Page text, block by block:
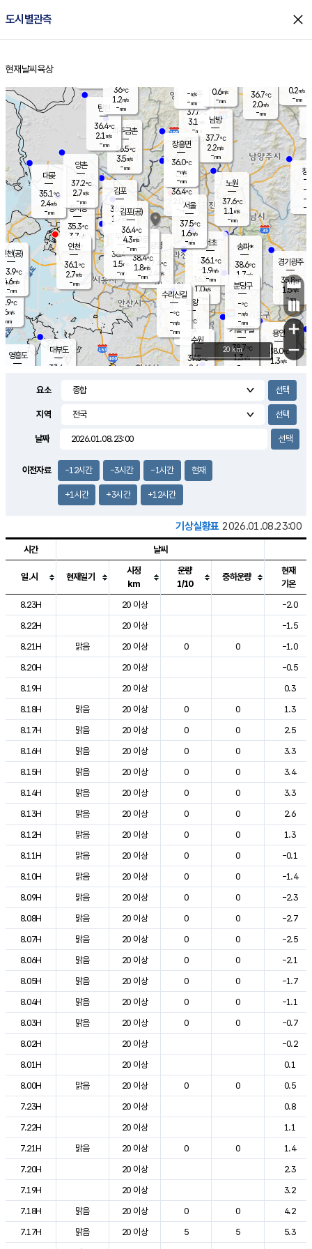
도시별관측 close
홈
현재날씨 육상
의도
℃
m/s
mm
영흥도
양주
37.6℃
3.1
-mm
과천
36.3℃
1.0m/s
- mm
용인
38.0℃
1.3m/s
경기광주
35.8℃
1.5m/s
-mm
3.9m/s
대부도
33.6
경서동
35.3℃
3.7 m/s
-mm
파주금촌
36.5℃
3.5m/s
-mm
36.7℃
2.0m/s
-mm
대곶
35.1℃
2.4m/s
-mm
창
-
-m/
-
탄현
36.4℃
2.1 m/s
-mm
0.2m/s
-mm
의왕
- ℃
m/s
mm
김포
36.8℃
1.7 m/s
mm
광명
37.4 ℃
2.4 m/s
-mm
부천
36.4℃
1.5m/s
-mm
양촌
37.2℃
2.7m/s
-mm
구로
38.4℃
1.8m/s
-mm
은평
36.4℃
2.0 m/s
- mm
노원
37.6℃
1.1 m/s
-mm
송파*
38.6℃
1.7m/s
-mm
서초
36.1℃
1.9m/s
-mm
남방
37.7℃
2.2m/s
-mm
기흥구갈
38.7℃
1.3m/s
-
수리산길
-℃
-m/s
-mm
분당구
-℃
-m/s
-mm
장흥면
36.0℃
-m/s
-mm
-m/s
-mm
인천(공)
33.9℃
4.6m/s
-mm
김포(공)
36.4℃
4.3m/s
-mm
수원
37.5℃
2.4 m/s
인천
36.1℃
2.7m/s
-mm
서울
37.5℃
1.6m/s
-mm
36℃
1.2m/s
-mm
0.6m/s
-mm
+
−
20 km
요소
지역
날짜
이전자료 -12시간 -3시간 -1시간 현재
+1시간 +3시간 +12시간
기상실황표 2026.01.08.23:00
도시별 기상실황표로 지점, 날씨, 기온, 강수, 바람, 기압등을 안내한 표입
시간 날씨
일.시 현재일기
시정
km
운량
1/10
중하운량
현재
기온
8.23H
20 이상
-2.0
8.22H
20 이상
-1.5
8.21H
맑음 20 이상 0 0
-1.0
8.20H
20 이상
-0.5
8.19H
20 이상
0.3
8.18H
맑음 20 이상 0 0
1.3
8.17H
맑음 20 이상 0 0
2.5
8.16H
맑음 20 이상 0 0
3.3
8.15H
맑음 20 이상 0 0
3.4
8.14H
맑음 20 이상 0 0
3.3
8.13H
맑음 20 이상 0 0
2.6
8.12H
맑음 20 이상 0 0
1.3
8.11H
맑음 20 이상 0 0
-0.1
8.10H
맑음 20 이상 0 0
-1.4
8.09H
맑음 20 이상 0 0
-2.3
8.08H
맑음 20 이상 0 0
-2.7
8.07H
맑음 20 이상 0 0
-2.5
8.06H
맑음 20 이상 0 0
-2.1
8.05H
맑음 20 이상 0 0
-1.7
8.04H
맑음 20 이상 0 0
-1.1
8.03H
맑음 20 이상 0 0
-0.7
8.02H
20 이상
-0.2
8.01H
20 이상
0.1
8.00H
맑음 20 이상 0 0
0.5
7.23H
20 이상
0.8
7.22H
20 이상
1.1
7.21H
맑음 20 이상 0 0
1.4
7.20H
20 이상
2.3
7.19H
20 이상
3.2
7.18H
맑음 20 이상 0 0
4.2
7.17H
맑음 20 이상 5 5
5.3